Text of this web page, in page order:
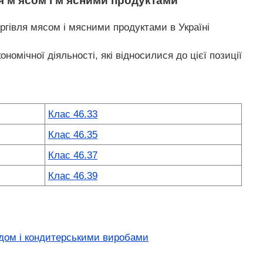
мясом і мясними продуктами в Україні
діяльності, які відносилися до цієї позиції
Клас 46.33
Клас 46.35
Клас 46.37
Клас 46.39
і кондитерськими виробами